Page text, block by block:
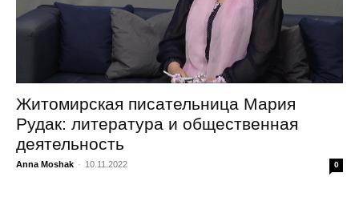
Житомирская писательница Мария
Рудак: литература и общественная
деятельность
Anna Moshak - 10.11.2022 0